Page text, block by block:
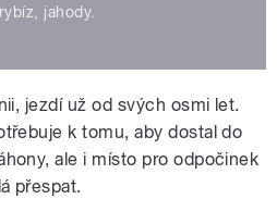
jahody.
jezdí už od svých osmi let.
k tomu, aby dostal do
ale i místo pro odpočinek
přespat.